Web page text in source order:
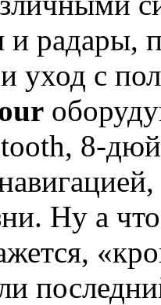
и радары,
уход с
8-
Ну а что